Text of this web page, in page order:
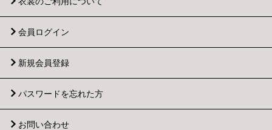
会員ログイン
新規会員登録
パスワードを忘れた方
お問い合わせ